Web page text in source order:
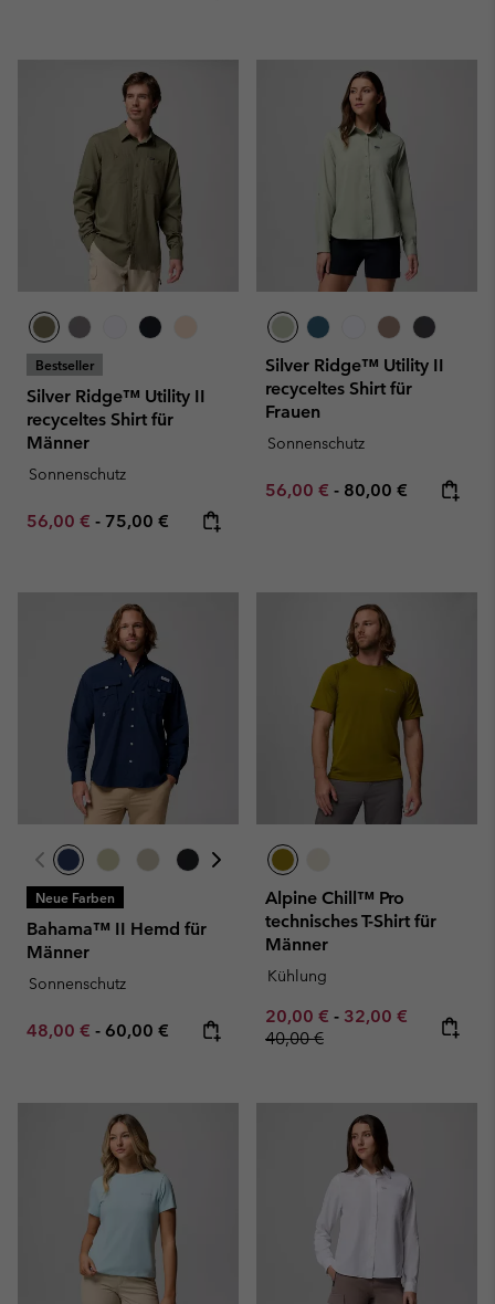
Bestseller
Silver Ridge™ Utility II
recyceltes Shirt für
Männer
Sonnenschutz
Minimum sale price:
56,00 € - Maximum price:
75,00 €
Silver Ridge™ Utility II
recyceltes Shirt für
Frauen
Sonnenschutz
Minimum sale price:
56,00 € - Maximum price:
80,00 €
Neue Farben
Bahama™ II Hemd für
Männer
Sonnenschutz
Minimum sale price:
48,00 € - Maximum price:
60,00 €
Alpine Chill™ Pro
technisches T-Shirt für
Männer
Kühlung
Minimum sale price:
20,00 € - Maximum sale
32,00 € Regular
40,00 €